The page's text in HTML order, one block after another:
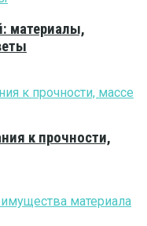
материалы,
к прочности,